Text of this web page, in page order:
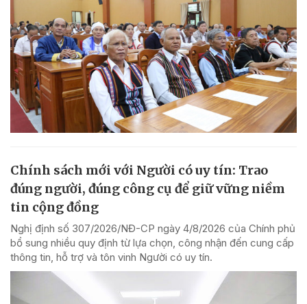
Chính sách mới với Người có uy tín: Trao
đúng người, đúng công cụ để giữ vững niềm
tin cộng đồng
Nghị định số 307/2026/NĐ-CP ngày 4/8/2026 của Chính phủ
bổ sung nhiều quy định từ lựa chọn, công nhận đến cung cấp
thông tin, hỗ trợ và tôn vinh Người có uy tín.